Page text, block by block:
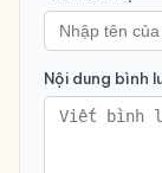
Nội dung bình